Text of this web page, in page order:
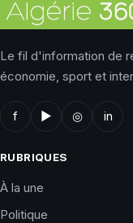
Le fil d'information de
économie, sport et
f ▶ ◎ in
RUBRIQUES
À la une
Politique